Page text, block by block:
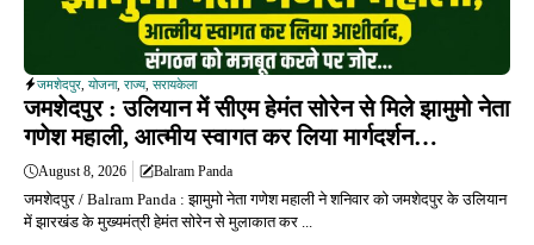
जमशेदपुर योजना, राज्य, सरायकेला
जमशेदपुर : उलियान में सीएम हेमंत सोरेन से मिले झामुमो नेता
गणेश महाली, आत्मीय स्वागत कर लिया मार्गदर्शन…
August 8, 2026 Balram Panda
जमशेदपुर / Balram Panda : झामुमो नेता गणेश महाली ने शनिवार को जमशेदपुर के उलियान
में झारखंड के मुख्यमंत्री हेमंत सोरेन से मुलाकात कर ...